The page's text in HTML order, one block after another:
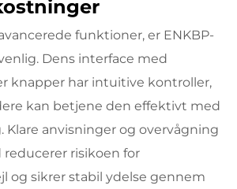
funktioner, er ENKBP-
Dens interface med
knapper har intuitive kontroller,
kan betjene den effektivt med
anvisninger og overvågning
reducerer risikoen for
og sikrer stabil ydelse gennem